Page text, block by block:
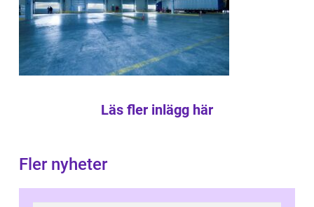
Läs fler inlägg här
Fler nyheter